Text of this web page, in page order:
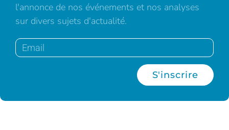
l'annonce de nos événements et nos analyses
sur divers sujets d'actualité.
S'inscrire